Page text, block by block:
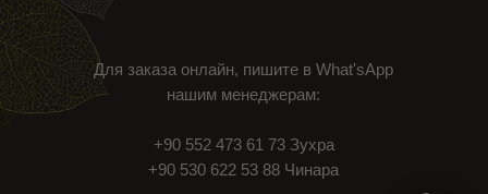
Для заказа онлайн, пишите в What'sApp
нашим менеджерам:
+90 552 473 61 73 Зухра
+90 530 622 53 88 Чинара